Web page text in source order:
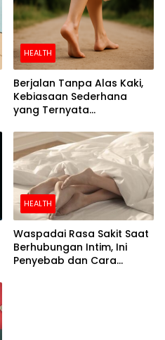
HEALTH
Berjalan Tanpa Alas Kaki,
Kebiasaan Sederhana
yang Ternyata
HEALTH
Waspadai Rasa Sakit Saat
Berhubungan Intim, Ini
Penyebab dan Cara